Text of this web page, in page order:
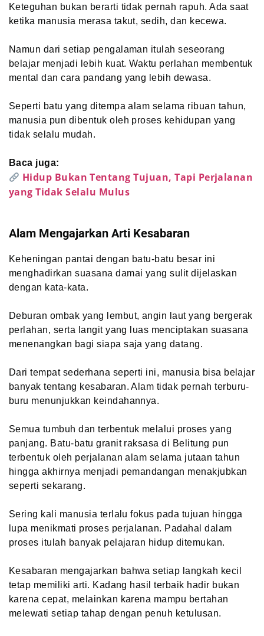
Keteguhan bukan berarti tidak pernah rapuh. Ada saat
ketika manusia merasa takut, sedih, dan kecewa.
Namun dari setiap pengalaman itulah seseorang
belajar menjadi lebih kuat. Waktu perlahan membentuk
mental dan cara pandang yang lebih dewasa.
Seperti batu yang ditempa alam selama ribuan tahun,
manusia pun dibentuk oleh proses kehidupan yang
tidak selalu mudah.
Baca juga:
Hidup Bukan Tentang Tujuan, Tapi Perjalanan
yang Tidak Selalu Mulus
Alam Mengajarkan Arti Kesabaran
Keheningan pantai dengan batu-batu besar ini
menghadirkan suasana damai yang sulit dijelaskan
dengan kata-kata.
Deburan ombak yang lembut, angin laut yang bergerak
perlahan, serta langit yang luas menciptakan suasana
menenangkan bagi siapa saja yang datang.
Dari tempat sederhana seperti ini, manusia bisa belajar
banyak tentang kesabaran. Alam tidak pernah terburu-
buru menunjukkan keindahannya.
Semua tumbuh dan terbentuk melalui proses yang
panjang. Batu-batu granit raksasa di Belitung pun
terbentuk oleh perjalanan alam selama jutaan tahun
hingga akhirnya menjadi pemandangan menakjubkan
seperti sekarang.
Sering kali manusia terlalu fokus pada tujuan hingga
lupa menikmati proses perjalanan. Padahal dalam
proses itulah banyak pelajaran hidup ditemukan.
Kesabaran mengajarkan bahwa setiap langkah kecil
tetap memiliki arti. Kadang hasil terbaik hadir bukan
karena cepat, melainkan karena mampu bertahan
melewati setiap tahap dengan penuh ketulusan.